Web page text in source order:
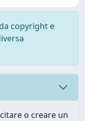
copyright e
o creare un